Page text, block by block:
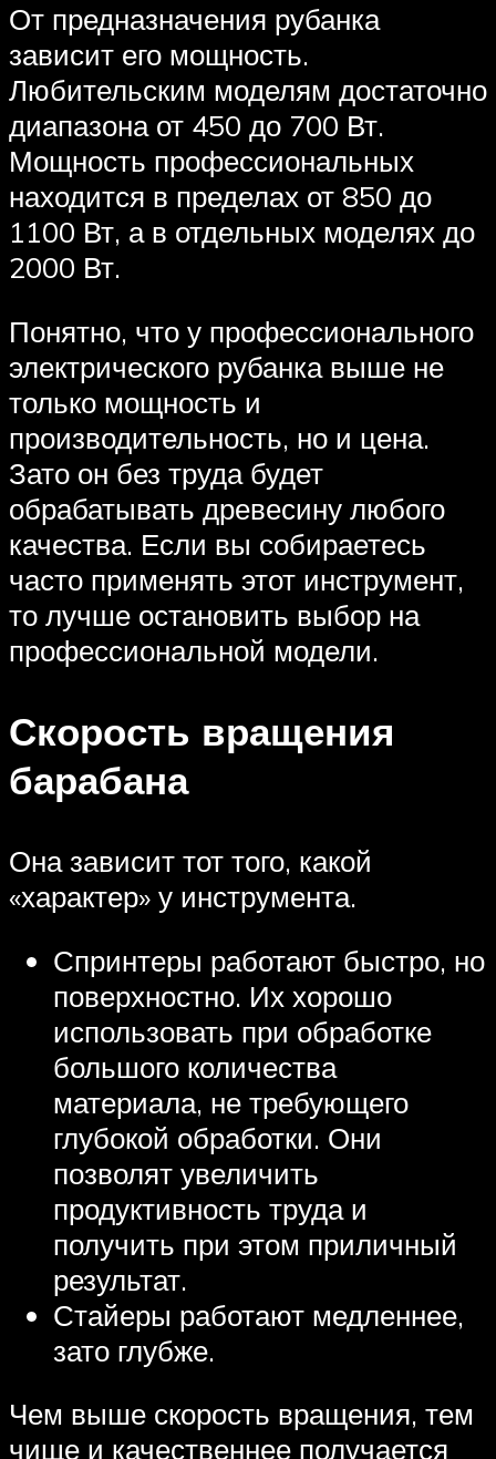
От предназначения рубанка
зависит его мощность.
Любительским моделям достаточно
диапазона от 450 до 700 Вт.
Мощность профессиональных
находится в пределах от 850 до
1100 Вт, а в отдельных моделях до
2000 Вт.
Понятно, что у профессионального
электрического рубанка выше не
только мощность и
производительность, но и цена.
Зато он без труда будет
обрабатывать древесину любого
качества. Если вы собираетесь
часто применять этот инструмент,
то лучше остановить выбор на
профессиональной модели.
Скорость вращения
барабана
Она зависит тот того, какой
«характер» у инструмента.
Спринтеры работают быстро, но
поверхностно. Их хорошо
использовать при обработке
большого количества
материала, не требующего
глубокой обработки. Они
позволят увеличить
продуктивность труда и
получить при этом приличный
результат.
Стайеры работают медленнее,
зато глубже.
Чем выше скорость вращения, тем
чище и качественнее получается